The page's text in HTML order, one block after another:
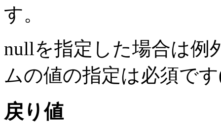
す。
nullを指定した場合は例
ムの値の指定は必須で
戻り値